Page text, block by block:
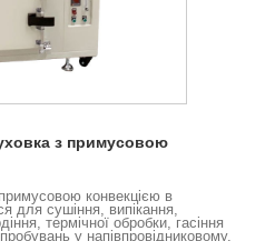
з примусовою
конвекцією в
для сушіння, випікання,
термічної обробки, гасіння
у напівпровідниковому,